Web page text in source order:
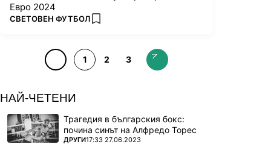
Евро 2024
ПОВЕЧЕ ОТ
СВЕТОВЕН ФУТБОЛ add favorites
1 2 3
НАЙ-ЧЕТЕНИ
Трагедия в българския бокс:
почина синът на Алфредо Торес
ПОВЕЧЕ ОТ
ДРУГИ17:33 27.06.2023